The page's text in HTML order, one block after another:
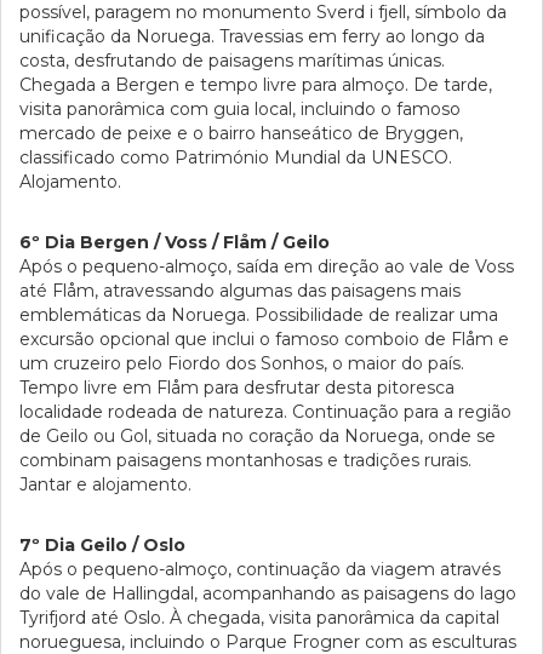
possível, paragem no monumento Sverd i fjell, símbolo da
unificação da Noruega. Travessias em ferry ao longo da
costa, desfrutando de paisagens marítimas únicas.
Chegada a Bergen e tempo livre para almoço. De tarde,
visita panorâmica com guia local, incluindo o famoso
mercado de peixe e o bairro hanseático de Bryggen,
classificado como Património Mundial da UNESCO.
Alojamento.
6º Dia Bergen / Voss / Flåm / Geilo
Após o pequeno-almoço, saída em direção ao vale de Voss
até Flåm, atravessando algumas das paisagens mais
emblemáticas da Noruega. Possibilidade de realizar uma
excursão opcional que inclui o famoso comboio de Flåm e
um cruzeiro pelo Fiordo dos Sonhos, o maior do país.
Tempo livre em Flåm para desfrutar desta pitoresca
localidade rodeada de natureza. Continuação para a região
de Geilo ou Gol, situada no coração da Noruega, onde se
combinam paisagens montanhosas e tradições rurais.
Jantar e alojamento.
7º Dia Geilo / Oslo
Após o pequeno-almoço, continuação da viagem através
do vale de Hallingdal, acompanhando as paisagens do lago
Tyrifjord até Oslo. À chegada, visita panorâmica da capital
norueguesa, incluindo o Parque Frogner com as esculturas